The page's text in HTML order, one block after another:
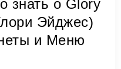
знать о Glory
Эйджес)
и Меню